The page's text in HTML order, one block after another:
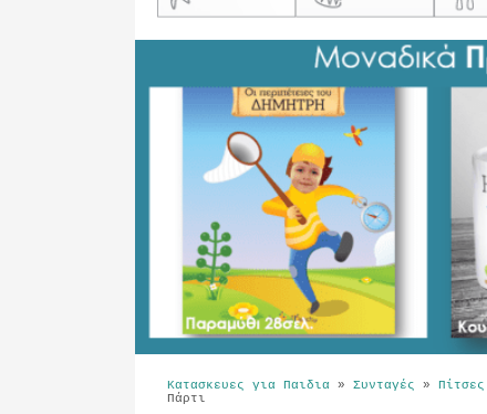
Κατασκευες για Παιδια » Συνταγές » Πίτσες
Πάρτι